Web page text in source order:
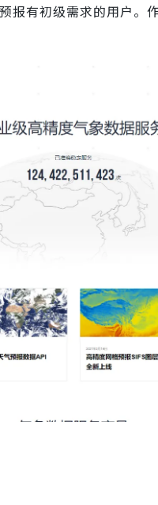
报有初级需求的用户。